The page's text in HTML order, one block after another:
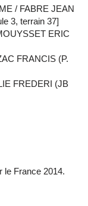
/ FABRE JEAN
3, terrain 37]
ERIC
FRANCIS (P.
FREDERI (JB
le France 2014.